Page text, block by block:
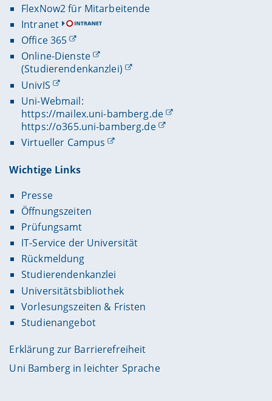
FlexNow2 für Mitarbeitende
Intranet
Office 365
Online-Dienste
(Studierendenkanzlei)
UnivIS
Uni-Webmail:
https://mailex.uni-bamberg.de
https://o365.uni-bamberg.de
Virtueller Campus
Wichtige Links
Presse
Öffnungszeiten
Prüfungsamt
IT-Service der Universität
Rückmeldung
Studierendenkanzlei
Universitätsbibliothek
Vorlesungszeiten & Fristen
Studienangebot
Erklärung zur Barrierefreiheit
Uni Bamberg in leichter Sprache